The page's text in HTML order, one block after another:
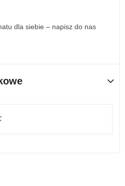
dla siebie – napisz do nas